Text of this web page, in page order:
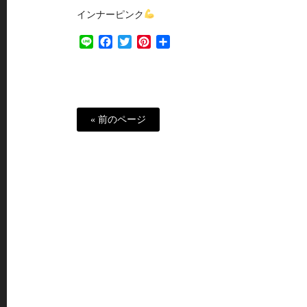
インナーピンク
Line FacebookTwitterPinterest
« 前のページ